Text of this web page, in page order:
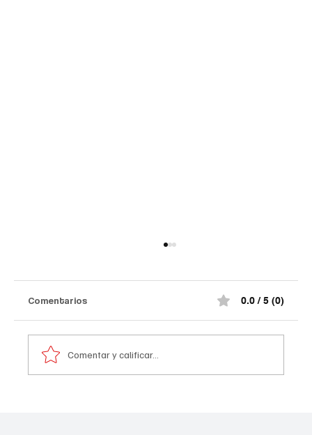
Comentarios 0.0 / 5 (0)
Comentar y calificar...